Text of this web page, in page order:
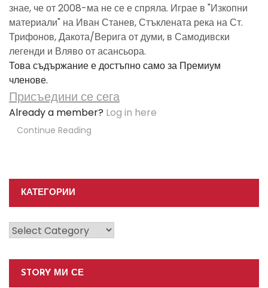
знае, че от 2008-ма не се е спряла. Играе в "Изкопни
материали" на Иван Станев, Стъклената река на Ст.
Трифонов, Дакота/Верига от думи, в Самодивски
легенди и Вляво от асансьора.
Това съдържание е достъпно само за Премиум
членове.
Присъедини се сега
Already a member? Log in here
Continue Reading
КАТЕГОРИИ
Категории
STORY МИ СЕ